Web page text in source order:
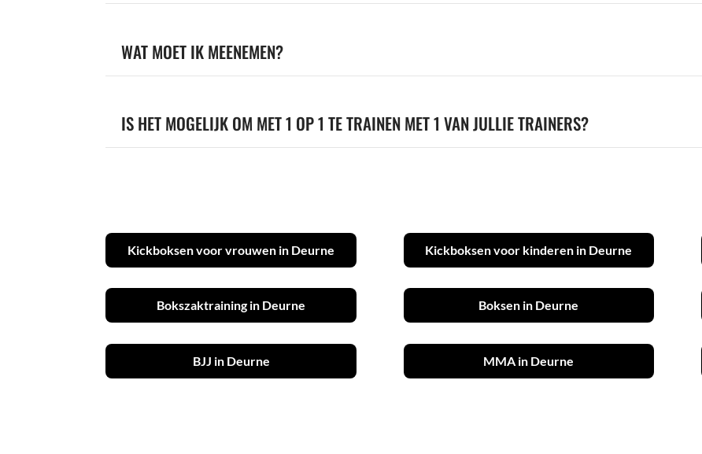
WAT MOET IK MEENEMEN?
IS HET MOGELIJK OM MET 1 OP 1 TE TRAINEN MET 1 VAN JULLIE TRAINERS?
Kickboksen voor vrouwen in Deurne Kickboksen voor kinderen in Deurne
Bokszaktraining in Deurne Boksen in Deurne
BJJ in Deurne MMA in Deurne